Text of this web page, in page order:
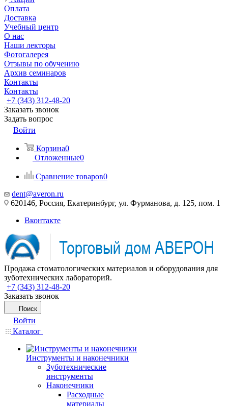
Оплата
Доставка
Учебный центр
О нас
Наши лекторы
Фотогалерея
Отзывы по обучению
Архив семинаров
Контакты
Контакты
+7 (343) 312-48-20
Заказать звонок
Задать вопрос
Войти
Корзина0
Отложенные0
Сравнение товаров0
dent@averon.ru
620146, Россия, Екатеринбург, ул. Фурманова, д. 125, пом. 1
Вконтакте
Продажа стоматологических материалов и оборудования для
зуботехнических лабораторий.
+7 (343) 312-48-20
Заказать звонок
Поиск
Войти
Каталог
Инструменты и наконечники
Зуботехнические
инструменты
Наконечники
Расходные
материалы